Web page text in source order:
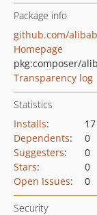
Package info
github.com/
Homepage
pkg:composer/
Transparency log
Statistics
Installs:
17
Dependents:
0
Suggesters:
0
Stars:
0
Open Issues: 0
Security